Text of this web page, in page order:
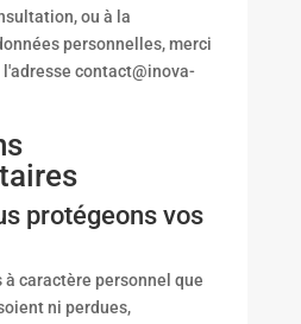
ou à la
personnelles, merci
contact@inova-
protégeons vos
à caractère personnel que
ni perdues,